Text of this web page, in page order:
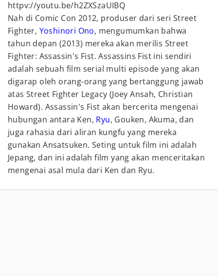
httpv://youtu.be/h2ZXSzaUIBQ
Nah di Comic Con 2012, produser dari seri Street
Fighter, Yoshinori Ono, mengumumkan bahwa
tahun depan (2013) mereka akan merilis Street
Fighter: Assassin's Fist. Assassins Fist ini sendiri
adalah sebuah film serial multi episode yang akan
digarap oleh orang-orang yang bertanggung jawab
atas Street Fighter Legacy (Joey Ansah, Christian
Howard). Assassin's Fist akan bercerita mengenai
hubungan antara Ken, Ryu, Gouken, Akuma, dan
juga rahasia dari aliran kungfu yang mereka
gunakan Ansatsuken. Seting untuk film ini adalah
Jepang, dan ini adalah film yang akan menceritakan
mengenai asal mula dari Ken dan Ryu.